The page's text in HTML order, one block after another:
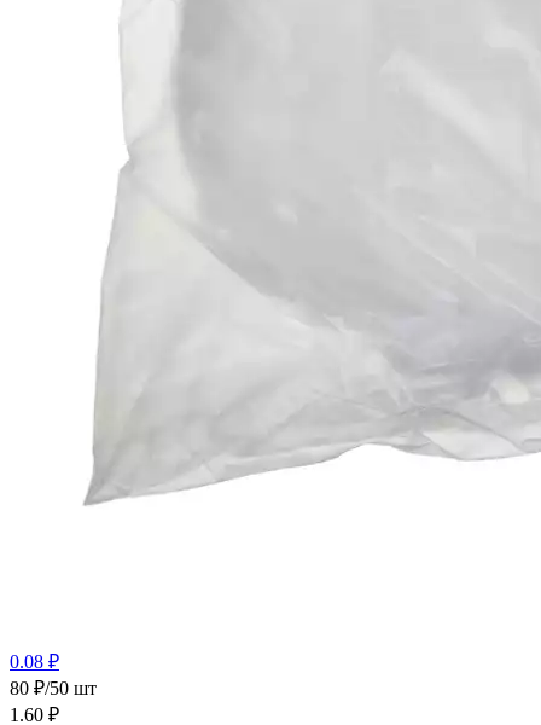
0.08 ₽
80 ₽/50 шт
1.60 ₽